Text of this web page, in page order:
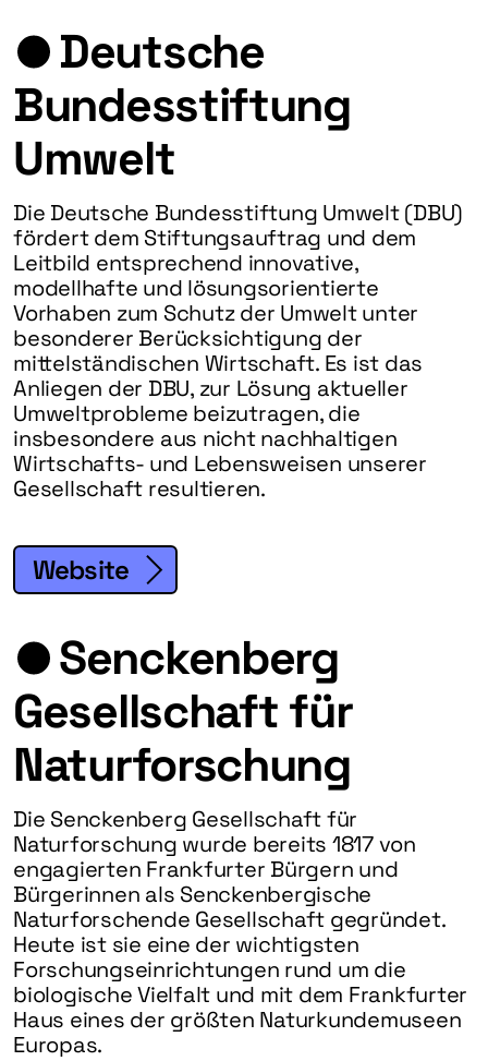
Deutsche
Bundesstiftung
Umwelt
Die Deutsche Bundesstiftung Umwelt (DBU)
fördert dem Stiftungsauftrag und dem
Leitbild entsprechend innovative,
modellhafte und lösungsorientierte
Vorhaben zum Schutz der Umwelt unter
besonderer Berücksichtigung der
mittelständischen Wirtschaft. Es ist das
Anliegen der DBU, zur Lösung aktueller
Umweltprobleme beizutragen, die
insbesondere aus nicht nachhaltigen
Wirtschafts- und Lebensweisen unserer
Gesellschaft resultieren.
Website
Senckenberg
Gesellschaft für
Naturforschung
Die Senckenberg Gesellschaft für
Naturforschung wurde bereits 1817 von
engagierten Frankfurter Bürgern und
Bürgerinnen als Senckenbergische
Naturforschende Gesellschaft gegründet.
Heute ist sie eine der wichtigsten
Forschungseinrichtungen rund um die
biologische Vielfalt und mit dem Frankfurter
Haus eines der größten Naturkundemuseen
Europas.